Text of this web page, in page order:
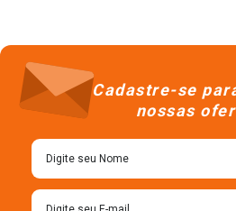
Cadastre-se
nossas